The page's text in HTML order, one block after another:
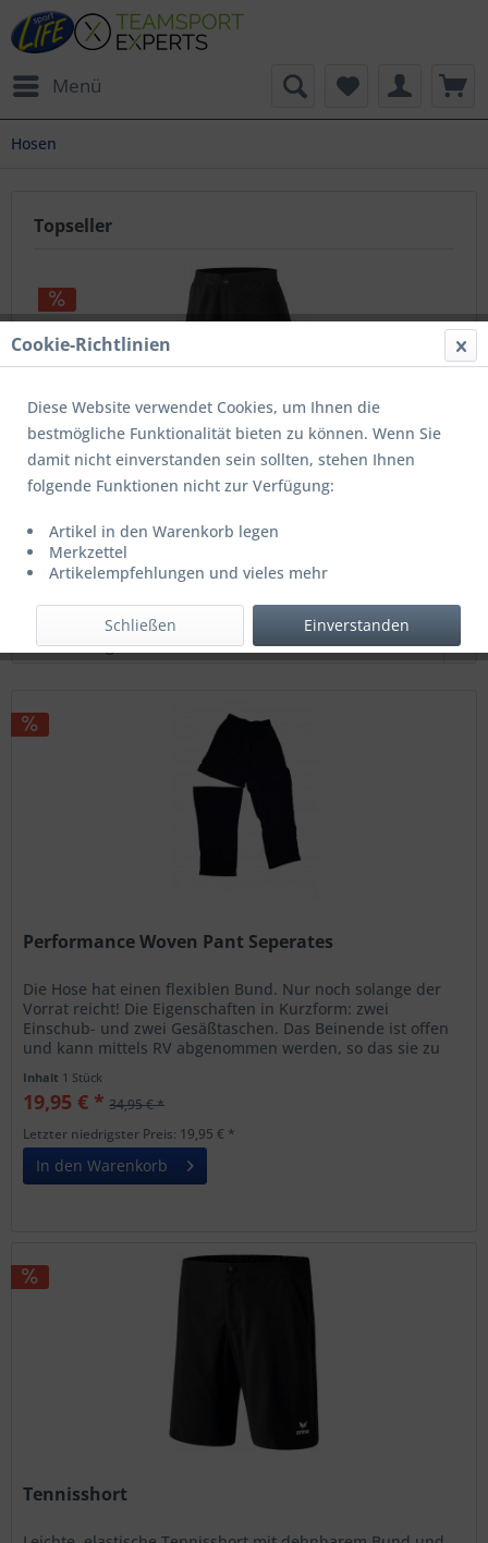
Menü
Hosen
Topseller
Muralo Short
Inhalt1 Stück
Letzter niedrigster Preis: 19,95 € *
Performance Woven Pant Seperates
Die Hose hat einen flexiblen Bund. Nur noch solange der
Vorrat reicht! Die Eigenschaften in Kurzform: zwei
Einschub- und zwei Gesäßtaschen. Das Beinende ist offen
und kann mittels RV abgenommen werden, so das sie zu
Inhalt 1 Stück
19,95 € * 34,95 € *
Letzter niedrigster Preis: 19,95 € *
In den Warenkorb
Tennisshort
Cookie-Richtlinien
Diese Website verwendet Cookies, um Ihnen die
bestmögliche Funktionalität bieten zu können. Wenn Sie
damit nicht einverstanden sein sollten, stehen Ihnen
folgende Funktionen nicht zur Verfügung:
Artikel in den Warenkorb legen
Merkzettel
Artikelempfehlungen und vieles mehr
Einverstanden
Schließen